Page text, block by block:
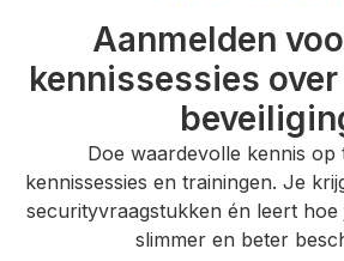
Aanmelden
kennissessies
Doe waardevolle kennis op
kennissessies en trainingen. Je
securityvraagstukken én leert hoe
slimmer en beter